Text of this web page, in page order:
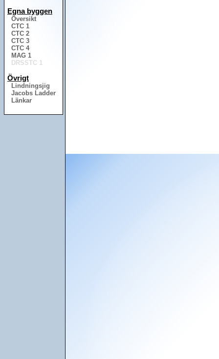
Egna byggen
Översikt
CTC 1
CTC 2
CTC 3
CTC 4
MAG 1
DRSSTC 1
Övrigt
Lindningsjig
Jacobs Ladder
Länkar